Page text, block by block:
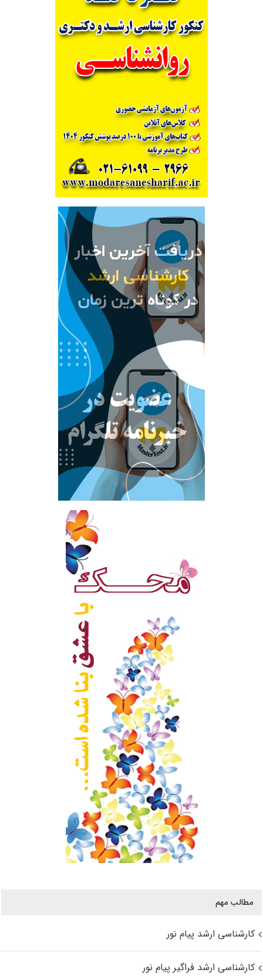
مطالب مهم
کارشناسی ارشد پیام نور
کارشناسی ارشد فراگیر پیام نور